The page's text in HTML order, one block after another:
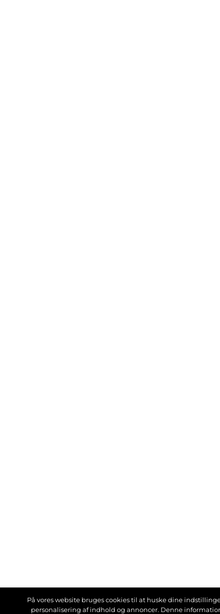
På vores website bruges cookies til at huske dine
personalisering af indhold og annoncer. Denne